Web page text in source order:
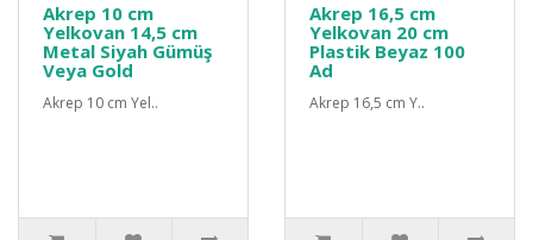
Akrep 10 cm
Yelkovan 14,5 cm
Metal Siyah Gümüş
Veya Gold
Akrep 10 cm Yel..
Akrep 16,5 cm
Yelkovan 20 cm
Plastik Beyaz 100
Ad
Akrep 16,5 cm Y..